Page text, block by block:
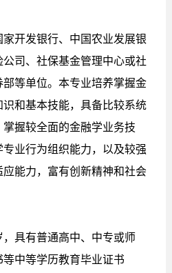
开发银行、中国农业发展银
司、社保基金管理中心或社
等单位。本专业培养掌握金
和基本技能，具备比较系统
握较全面的金融学业务技
业行为组织能力，以及较强
能力，富有创新精神和社会
，具有普通高中、中专或师
中等学历教育毕业证书